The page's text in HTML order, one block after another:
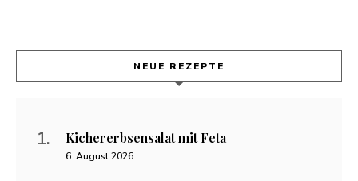
NEUE REZEPTE
Kichererbsensalat mit Feta
6. August 2026